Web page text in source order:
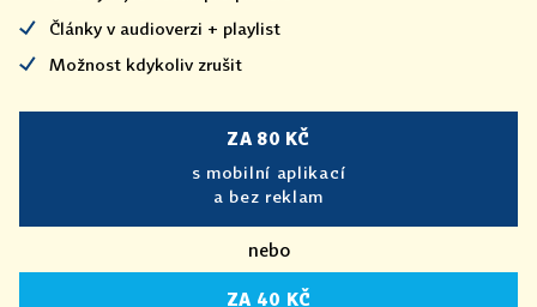
Články v audioverzi + playlist
Možnost kdykoliv zrušit
ZA 80 KČ
s mobilní aplikací
a bez reklam
nebo
ZA 40 KČ